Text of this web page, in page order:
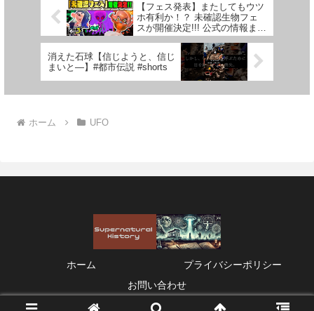
【フェス発表】またしてもウツ
ホ有利か！？ 未確認生物フェ
スが開催決定!!! 公式の情報まと
め 【#スプラトゥーン3】
【#Splatoon3】
消えた石球【信じようと、信じ
まいと―】#都市伝説 #shorts
ホーム UFO
ホーム
プライバシーポリシー
お問い合わせ